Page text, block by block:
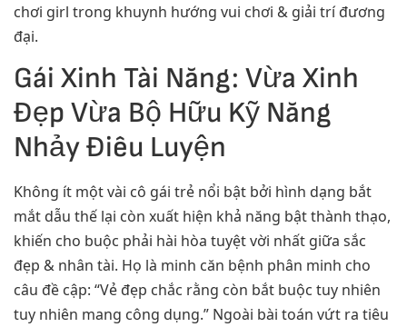
chơi girl trong khuynh hướng vui chơi & giải trí đương
đại.
Gái Xinh Tài Năng: Vừa Xinh
Đẹp Vừa Bộ Hữu Kỹ Năng
Nhảy Điêu Luyện
Không ít một vài cô gái trẻ nổi bật bởi hình dạng bắt
mắt dẫu thế lại còn xuất hiện khả năng bật thành thạo,
khiến cho buộc phải hài hòa tuyệt vời nhất giữa sắc
đẹp & nhân tài. Họ là minh căn bệnh phân minh cho
câu đề cập: “Vẻ đẹp chắc rằng còn bắt buộc tuy nhiên
tuy nhiên mang công dụng.” Ngoài bài toán vứt ra tiêu